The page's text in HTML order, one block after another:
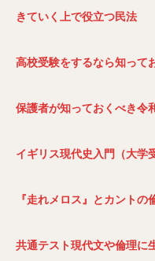
きていく上で役立つ民法
高校受験をするなら知って
保護者が知っておくべき令
イギリス現代史入門（大学
『走れメロス』とカント
共通テスト現代文や倫理に